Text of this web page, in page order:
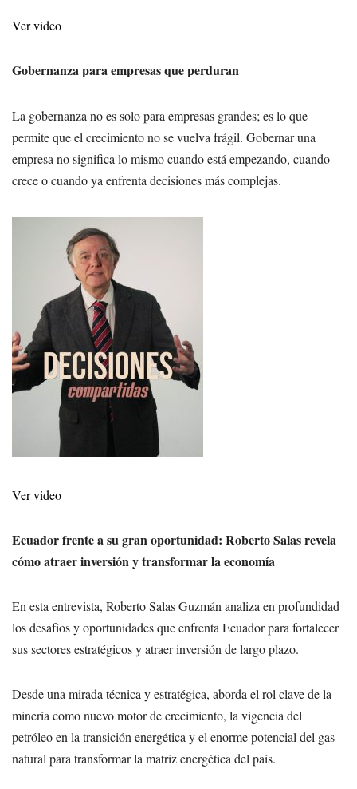
Ver video
Gobernanza para empresas que perduran
La gobernanza no es solo para empresas grandes; es lo que
permite que el crecimiento no se vuelva frágil. Gobernar una
empresa no significa lo mismo cuando está empezando, cuando
crece o cuando ya enfrenta decisiones más complejas.
Ver video
Ecuador frente a su gran oportunidad: Roberto Salas revela
cómo atraer inversión y transformar la economía
En esta entrevista, Roberto Salas Guzmán analiza en profundidad
los desafíos y oportunidades que enfrenta Ecuador para fortalecer
sus sectores estratégicos y atraer inversión de largo plazo.
Desde una mirada técnica y estratégica, aborda el rol clave de la
minería como nuevo motor de crecimiento, la vigencia del
petróleo en la transición energética y el enorme potencial del gas
natural para transformar la matriz energética del país.